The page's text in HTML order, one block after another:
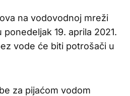
na vodovodnoj mreži
ponedeljak 19. aprila 2021.
vode će biti potrošači u
za pijaćom vodom